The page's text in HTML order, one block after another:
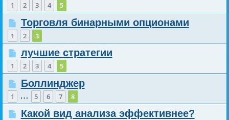
1 2 3 4 5
Торговля бинарными опционами
1 2 3
лучшие стратегии
1 2 3 4 5
Боллинджер
1 … 5 6 7 8
Какой вид анализа эффективнее?